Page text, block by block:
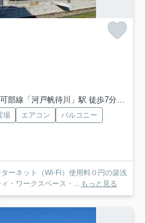
可部線「河戸帆待川」駅 徒歩7分
場 エアコン
バルコニー
ーネット（Wi-Fi）使用料０円の築浅
・ワークスペース・...
もっと見る